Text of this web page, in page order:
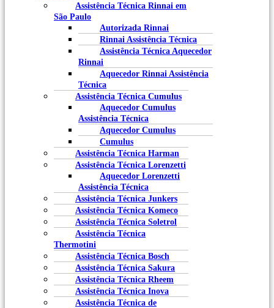
Assistência Técnica Rinnai em
São Paulo
Autorizada Rinnai
Rinnai Assistência Técnica
Assistência Técnica Aquecedor
Rinnai
Aquecedor Rinnai Assistência
Técnica
Assistência Técnica Cumulus
Aquecedor Cumulus
Assistência Técnica
Aquecedor Cumulus
Cumulus
Assistência Técnica Harman
Assistência Técnica Lorenzetti
Aquecedor Lorenzetti
Assistência Técnica
Assistência Técnica Junkers
Assistência Técnica Komeco
Assistência Técnica Soletrol
Assistência Técnica
Thermotini
Assistência Técnica Bosch
Assistência Técnica Sakura
Assistência Técnica Rheem
Assistência Técnica Inova
Assistência Técnica de